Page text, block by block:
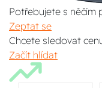
Potřebujete s něčím
Zeptat se
Chcete sledovat
Začít hlídat